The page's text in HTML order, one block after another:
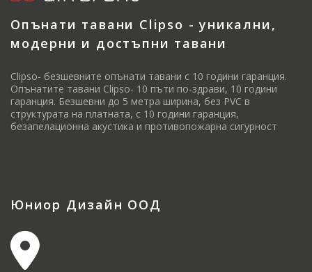
Опънати тавани Clipso - уникални,
модерни и достъпни тавани
Clipso- безшевните опънати тавани с 10 години гаранция.
Опънатите тавани Clipso- 10 пъти по-здрави, 10 години
гаранция. Безшевни до 5 метра ширина, без PVC в
структурата на платната, с 10 години гаранция,
безапелационна акустика и противопожарна сигурност
Юниор Дизайн ООД